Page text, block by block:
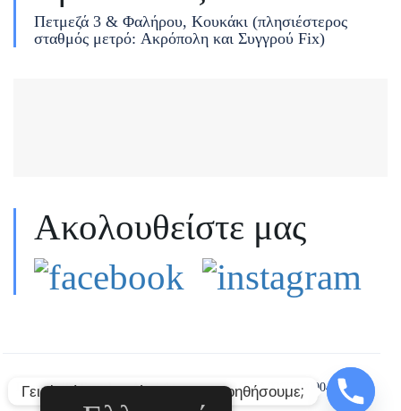
Πετμεζά 3 & Φαλήρου, Κουκάκι (πλησιέστερος
σταθμός μετρό: Ακρόπολη και Συγγρού Fix)
Ακολουθείστε μας
Dream Life Travel © All rights reserved. MITE 0206Ε0000447800.
Γεια! Πώς μπορούμε να σας βοηθήσουμε;